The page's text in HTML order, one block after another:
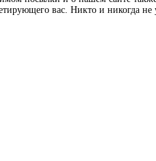
вас. Никто и никогда не